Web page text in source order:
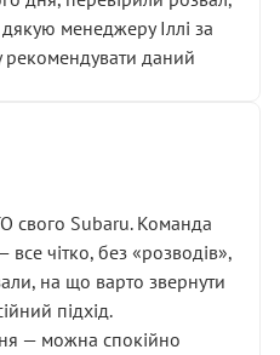
менеджеру Іллі за
даний
свого Subaru. Команда
чітко, без «розводів»,
на що варто звернути
підхід.
— можна спокійно